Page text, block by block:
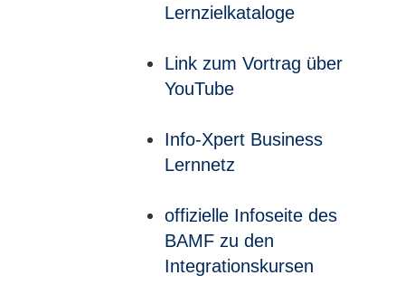
Lernzielkataloge
Link zum Vortrag über
YouTube
Info-Xpert Business
Lernnetz
offizielle Infoseite des
BAMF zu den
Integrationskursen